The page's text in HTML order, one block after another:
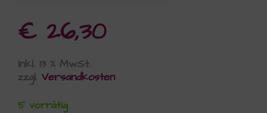
€ 26,30
inkl. 13 % MwSt.
zzgl. Versandkosten
5 vorrätig